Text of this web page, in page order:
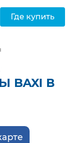
Где купить
BAXI В